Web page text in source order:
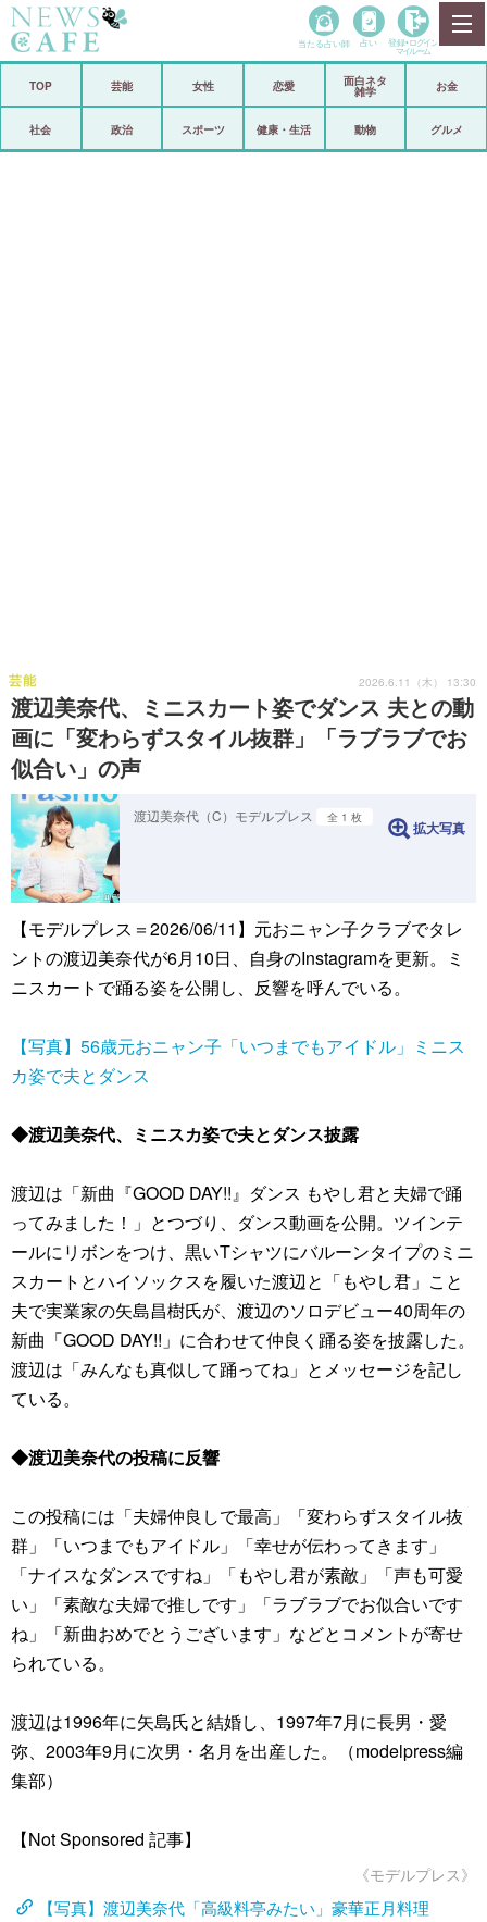
政治
当たる占い師 占い 登録• ログイン
マイルーム
TOP 芸能 女性 恋愛
面白ネタ
雑学
お金
社会 政治 スポーツ 健康・生活 動物 グルメ
渡辺美奈代、ミニスカート姿でダンス 夫との動
画に「変わらずスタイル抜群」「ラブラブでお
似合い」の声
芸能 2026.6.11（木） 13:30
渡辺美奈代（C）モデルプレス 全 1 枚
拡大写真
【モデルプレス＝2026/06/11】元おニャン子クラブでタレ
ントの渡辺美奈代が6月10日、自身のInstagramを更新。ミ
ニスカートで踊る姿を公開し、反響を呼んでいる。
【写真】56歳元おニャン子「いつまでもアイドル」ミニス
カ姿で夫とダンス
◆渡辺美奈代、ミニスカ姿で夫とダンス披露
渡辺は「新曲『GOOD DAY!!』ダンス もやし君と夫婦で踊
ってみました！」とつづり、ダンス動画を公開。ツインテ
ールにリボンをつけ、黒いTシャツにバルーンタイプのミニ
スカートとハイソックスを履いた渡辺と「もやし君」こと
夫で実業家の矢島昌樹氏が、渡辺のソロデビュー40周年の
新曲「GOOD DAY!!」に合わせて仲良く踊る姿を披露した。
渡辺は「みんなも真似して踊ってね」とメッセージを記し
ている。
◆渡辺美奈代の投稿に反響
この投稿には「夫婦仲良しで最高」「変わらずスタイル抜
群」「いつまでもアイドル」「幸せが伝わってきます」
「ナイスなダンスですね」「もやし君が素敵」「声も可愛
い」「素敵な夫婦で推しです」「ラブラブでお似合いです
ね」「新曲おめでとうございます」などとコメントが寄せ
られている。
渡辺は1996年に矢島氏と結婚し、1997年7月に長男・愛
弥、2003年9月に次男・名月を出産した。（modelpress編
集部）
【Not Sponsored 記事】
《モデルプレス》
【写真】渡辺美奈代「高級料亭みたい」豪華正月料理